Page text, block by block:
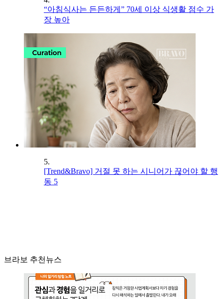
“아침식사는 든든하게” 70세 이상 식생활 점수 가
장 높아
5.
[Trend&Bravo] 거절 못 하는 시니어가 끊어야 할 행
동 5
브라보 추천뉴스